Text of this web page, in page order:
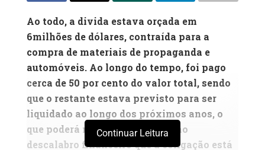
Ao todo, a divida estava orçada em
6milhões de dólares, contraída para a
compra de materiais de propaganda e
automóveis. Ao longo do tempo, foi pago
cerca de 50 por cento do valor total, sendo
que o restante estava previsto para ser
liquidado ao longo dos próximos anos, o
que poderá não acontecer face ao
descalabro financeiro que a coligação está
Continuar Leitura